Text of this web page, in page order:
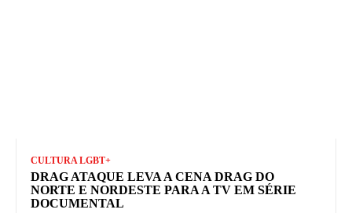
CULTURA LGBT+
DRAG ATAQUE LEVA A CENA DRAG DO
NORTE E NORDESTE PARA A TV EM SÉRIE
DOCUMENTAL